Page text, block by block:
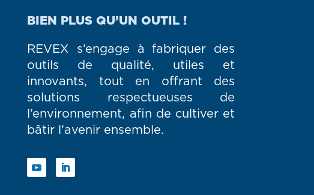
BIEN PLUS QU’UN OUTIL !
REVEX s’engage à fabriquer des
outils de qualité, utiles et
innovants, tout en offrant des
solutions respectueuses de
l’environnement, afin de cultiver et
bâtir l’avenir ensemble.